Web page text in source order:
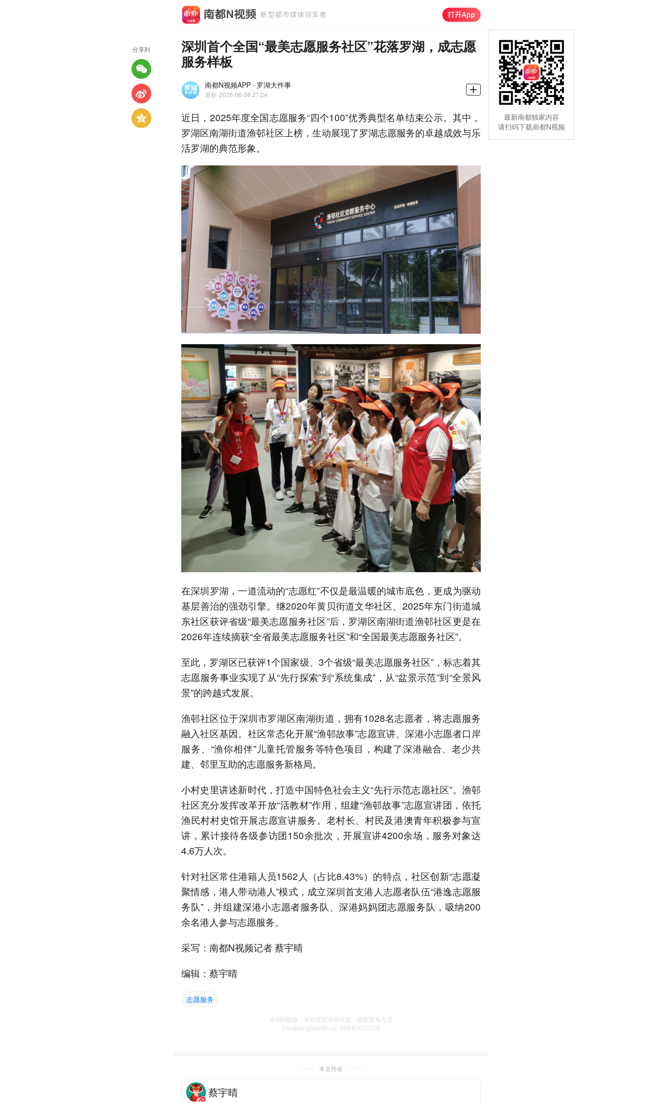
深圳首个全国“最美志愿服务社区”花落罗湖，成志愿
服务样板
南都N视频APP · 罗湖大件事
原创 2026-06-08 21:24
近日，2025年度全国志愿服务“四个100”优秀典型名单结束公示。其中，
罗湖区南湖街道渔邨社区上榜，生动展现了罗湖志愿服务的卓越成效与乐
活罗湖的典范形象。
在深圳罗湖，一道流动的“志愿红”不仅是最温暖的城市底色，更成为驱动
基层善治的强劲引擎。继2020年黄贝街道文华社区、2025年东门街道城
东社区获评省级“最美志愿服务社区”后，罗湖区南湖街道渔邨社区更是在
2026年连续摘获“全省最美志愿服务社区”和“全国最美志愿服务社区”。
至此，罗湖区已获评1个国家级、3个省级“最美志愿服务社区”，标志着其
志愿服务事业实现了从“先行探索”到“系统集成”，从“盆景示范”到“全景风
景”的跨越式发展。
渔邨社区位于深圳市罗湖区南湖街道，拥有1028名志愿者，将志愿服务
融入社区基因。社区常态化开展“渔邨故事”志愿宣讲、深港小志愿者口岸
服务、“渔你相伴”儿童托管服务等特色项目，构建了深港融合、老少共
建、邻里互助的志愿服务新格局。
小村史里讲述新时代，打造中国特色社会主义“先行示范志愿社区”。渔邨
社区充分发挥改革开放“活教材”作用，组建“渔邨故事”志愿宣讲团，依托
渔民村村史馆开展志愿宣讲服务。老村长、村民及港澳青年积极参与宣
讲，累计接待各级参访团150余批次，开展宣讲4200余场，服务对象达
4.6万人次。
针对社区常住港籍人员1562人（占比8.43%）的特点，社区创新“志愿凝
聚情感，港人带动港人”模式，成立深圳首支港人志愿者队伍“港逸志愿服
务队”，并组建深港小志愿者服务队、深港妈妈团志愿服务队，吸纳200
余名港人参与志愿服务。
采写：南都N视频记者 蔡宇晴
编辑：蔡宇晴
志愿服务
南都N视频，未经授权不得转载、授权联系方式
banquan@nandu.cc. 020-87006626
本文作者
蔡宇晴
分享到
最新南都独家内容
请扫码下载南都N视频